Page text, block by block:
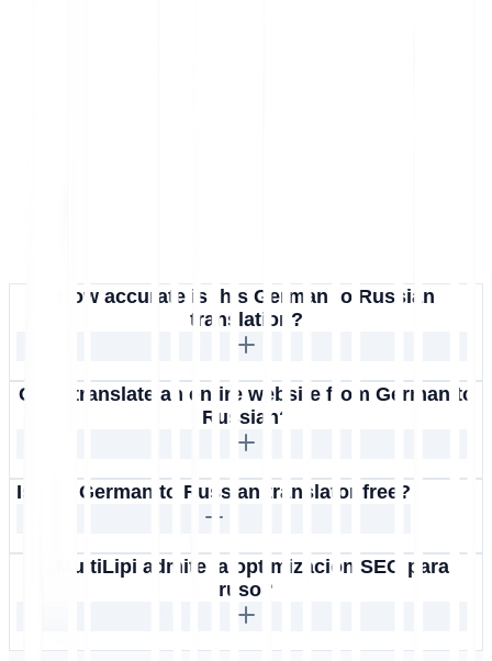
How accurate is this German to Russian
translation?
Can I translate an entire website from German to
Russian?
Is this German to Russian translator free?
¿MultiLipi admite la optimización SEO para
ruso?